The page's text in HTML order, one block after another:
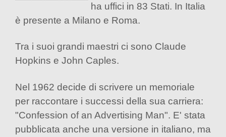
ha uffici in 83 Stati. In Italia
è presente a Milano e Roma.
Tra i suoi grandi maestri ci sono Claude
Hopkins e John Caples.
Nel 1962 decide di scrivere un memoriale
per raccontare i successi della sua carriera:
"Confession of an Advertising Man". E' stata
pubblicata anche una versione in italiano, ma